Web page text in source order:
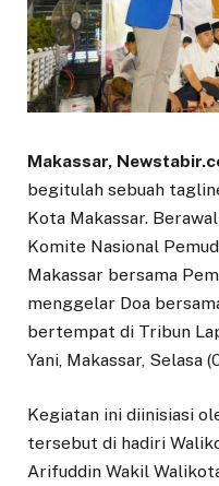
Makassar,
begitulah sebuah
Kota Makassar.
Komite Nasional
Makassar bersama
menggelar Doa
bertempat di Tribun
Yani, Makassar, Selasa
Kegiatan ini diinisiasi
tersebut di hadiri
Arifuddin Wakil